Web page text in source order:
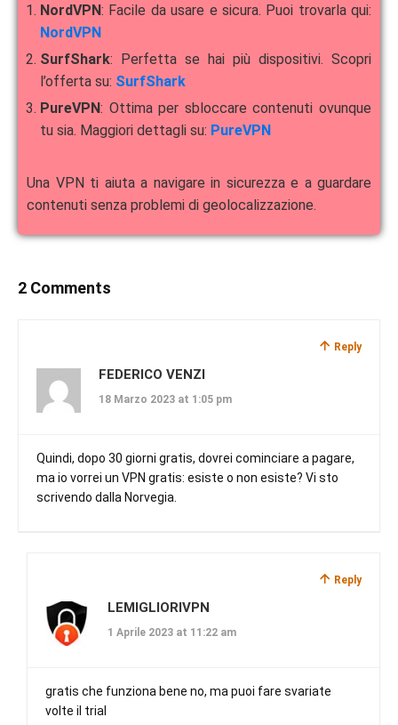
NordVPN: Facile da usare e sicura. Puoi trovarla qui:
NordVPN
SurfShark: Perfetta se hai più dispositivi. Scopri
l’offerta su: SurfShark
PureVPN: Ottima per sbloccare contenuti ovunque
tu sia. Maggiori dettagli su: PureVPN
Una VPN ti aiuta a navigare in sicurezza e a guardare
contenuti senza problemi di geolocalizzazione.
2 Comments
Reply
FEDERICO VENZI
18 Marzo 2023 at 1:05 pm
Quindi, dopo 30 giorni gratis, dovrei cominciare a pagare,
ma io vorrei un VPN gratis: esiste o non esiste? Vi sto
scrivendo dalla Norvegia.
Reply
LEMIGLIORIVPN
1 Aprile 2023 at 11:22 am
gratis che funziona bene no, ma puoi fare svariate
volte il trial